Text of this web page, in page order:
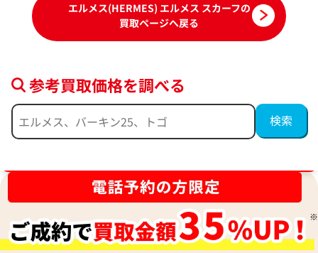
エルメス スカーフ シルク
参考買取価格
27,000円
2026年5月3日時点
エルメス ツイリ
参考買取価格
26,000円
2025年10月3日時
エルメス(HERMES) エルメス スカーフの
買取ページへ戻る
参考買取価格を調べる